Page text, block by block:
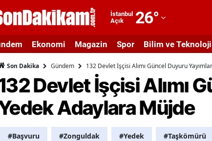
İstanbul
Açık
26°
Adıyaman
Afyonkarahisar
Ağrı
Amasya
Ankara
Ekonomi Magazin Spor Bilim ve Teknoloji
Son Dakika Gündem 132 Devlet İşçisi Alımı Güncel Duyuru
Devlet İşçisi Alımı
Adaylara Müjde
#Başvuru #Zonguldak #Yedek #Taşkömürü